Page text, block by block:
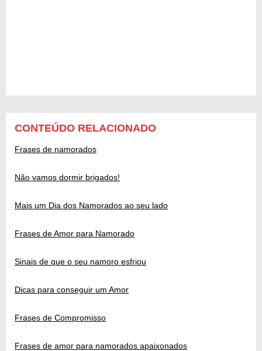
CONTEÚDO RELACIONADO
Frases de namorados
Não vamos dormir brigados!
Mais um Dia dos Namorados ao seu lado
Frases de Amor para Namorado
Sinais de que o seu namoro esfriou
Dicas para conseguir um Amor
Frases de Compromisso
Frases de amor para namorados apaixonados